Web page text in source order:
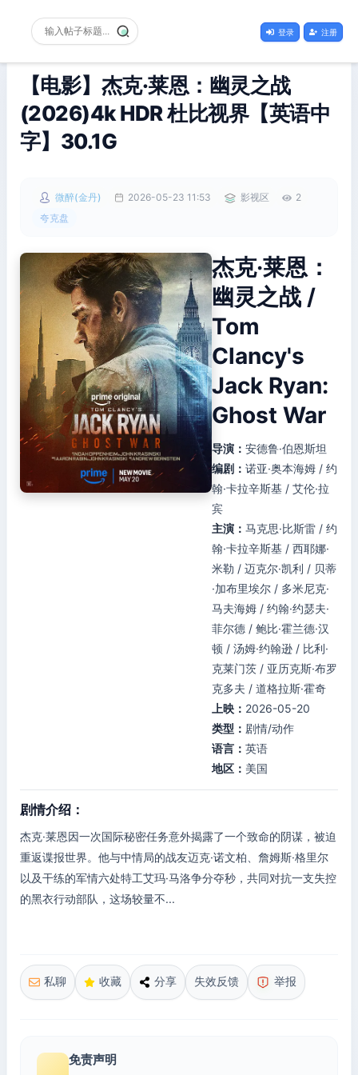
登录 注册
【电影】杰克·莱恩：幽灵之战
(2026)4k HDR 杜比视界【英语中
字】30.1G
微醉(金丹) 2026-05-23 11:53 影视区
2
夸克盘
杰克·莱恩：
幽灵之战 /
Tom
Clancy's
Jack Ryan:
Ghost War
导演： 安德鲁·伯恩斯坦
编剧： 诺亚·奥本海姆 / 约
翰·卡拉辛斯基 / 艾伦·拉
宾
主演： 马克思·比斯雷 / 约
翰·卡拉辛斯基 / 西耶娜·
米勒 / 迈克尔·凯利 / 贝蒂
·加布里埃尔 / 多米尼克·
马夫海姆 / 约翰·约瑟夫·
菲尔德 / 鲍比·霍兰德·汉
顿 / 汤姆·约翰逊 / 比利·
克莱门茨 / 亚历克斯·布罗
克多夫 / 道格拉斯·霍奇
上映： 2026-05-20
类型： 剧情/动作
语言： 英语
地区： 美国
剧情介绍：
杰克·莱恩因一次国际秘密任务意外揭露了一个致命的阴谋，被迫
重返谍报世界。他与中情局的战友迈克·诺文柏、詹姆斯·格里尔
以及干练的军情六处特工艾玛·马洛争分夺秒，共同对抗一支失控
的黑衣行动部队，这场较量不...
私聊 收藏 分享 失效反馈 举报
免责声明